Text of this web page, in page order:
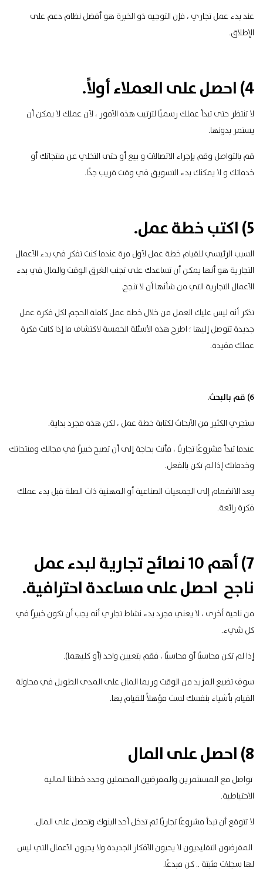
عند بدء عمل تجاري ، فإن التوجيه ذو الخبرة هو أفضل نظام دعم على
الإطلاق.
4) احصل على العملاء أولاً.
لا تنتظر حتى تبدأ عملك رسميًا لترتيب هذه الأمور ، لأن عملك لا يمكن أن
يستمر بدونها.
قم بالتواصل وقم بإجراء الاتصالات و بيع أو حتى التخلي عن منتجاتك أو
خدماتك و لا يمكنك بدء التسويق في وقت قريب جدًا.
5) اكتب خطة عمل.
السبب الرئيسي للقيام خطة عمل لأول مرة عندما كنت تفكر في بدء الأعمال
التجارية هو أنها يمكن أن تساعدك على تجنب الغرق الوقت والمال في بدء
الأعمال التجارية التي من شأنها أن لاتنجح.
تذكر أنه ليس عليك العمل من خلال خطة عمل كاملة الحجم لكل فكرة عمل
جديدة تتوصل إليها ؛ اطرح هذه الأسئلة الخمسة لاكتشاف ما إذا كانت فكرة
عملك مفيدة.
6) قم بالبحث.
ستجري الكثير من الأبحاث لكتابة خطة عمل ، لكن هذه مجرد بداية.
عندما تبدأ مشروعًا تجاريًا ، فأنت بحاجة إلى أن تصبح خبيرًا في مجالك ومنتجاتك
وخدماتك إذا لم تكن بالفعل.
يعد الانضمام إلى الجمعيات الصناعية أو المهنية ذات الصلة قبل بدء عملك
فكرة رائعة.
7) أهم 10 نصائح تجارية لبدء عمل
ناجح احصل على مساعدة احترافية.
من ناحية أخرى ، لا يعني مجرد بدء نشاط تجاري أنه يجب أن تكون خبيرًا في
كل شيء.
إذا لم تكن محاسبًا أو محاسبًا ، فقم بتعيين واحد (أو كليهما).
سوف تضيع المزيد من الوقت وربما المال على المدى الطويل في محاولة
القيام بأشياء بنفسك لست مؤهلاً للقيام بها.
8) احصل على المال
تواصل مع المستثمرين والمقرضين المحتملين وحدد خطتنا المالية
الاحتياطية.
لا تتوقع أن تبدأ مشروعًا تجاريًا ثم تدخل أحد البنوك وتحصل على المال.
المقرضون التقليديون لا يحبون الأفكار الجديدة ولا يحبون الأعمال التي ليس
لها سجلات مثبتة .. كن مبدعًا.